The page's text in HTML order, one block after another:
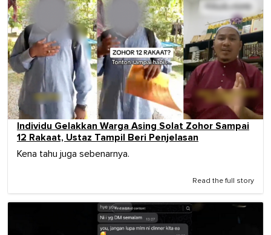
Individu Gelakkan Warga Asing Solat Zohor Sampai
12 Rakaat, Ustaz Tampil Beri Penjelasan
Kena tahu juga sebenarnya.
Read the full story